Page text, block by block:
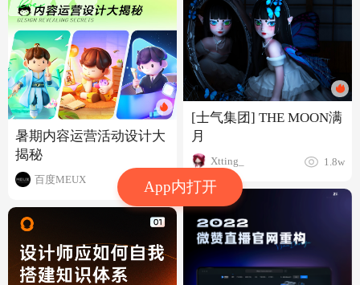
App内打开
暑期内容运营活动设计大
揭秘
百度MEUX 8285
[士气集团] THE MOON满
月
Xtting_ 1.8w